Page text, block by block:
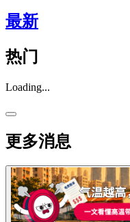
最新
热门
Loading...
更多消息